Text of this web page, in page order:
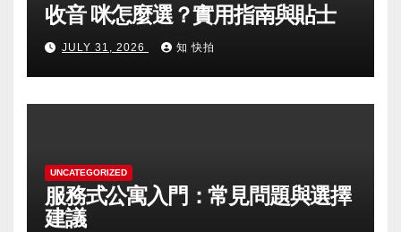
收音 咪怎麼選？實用指南與貼士
JULY 31, 2026 知 快拍
UNCATEGORIZED
服務式公寓入門：常見問題與選擇
建議